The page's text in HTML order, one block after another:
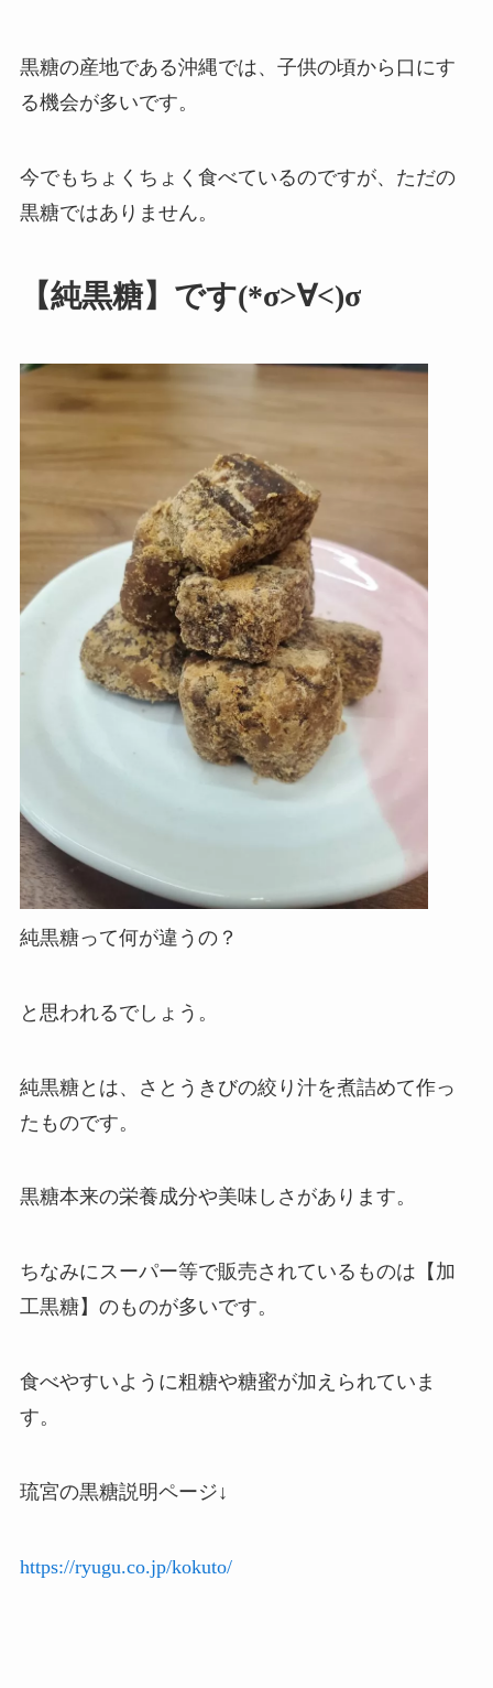
黒糖の産地である沖縄では、子供の頃から口にす
る機会が多いです。
今でもちょくちょく食べているのですが、ただの
黒糖ではありません。
【純黒糖】です(*σ>∀<)σ
純黒糖って何が違うの？
と思われるでしょう。
純黒糖とは、さとうきびの絞り汁を煮詰めて作っ
たものです。
黒糖本来の栄養成分や美味しさがあります。
ちなみにスーパー等で販売されているものは【加
工黒糖】のものが多いです。
食べやすいように粗糖や糖蜜が加えられていま
す。
琉宮の黒糖説明ページ↓
https://ryugu.co.jp/kokuto/